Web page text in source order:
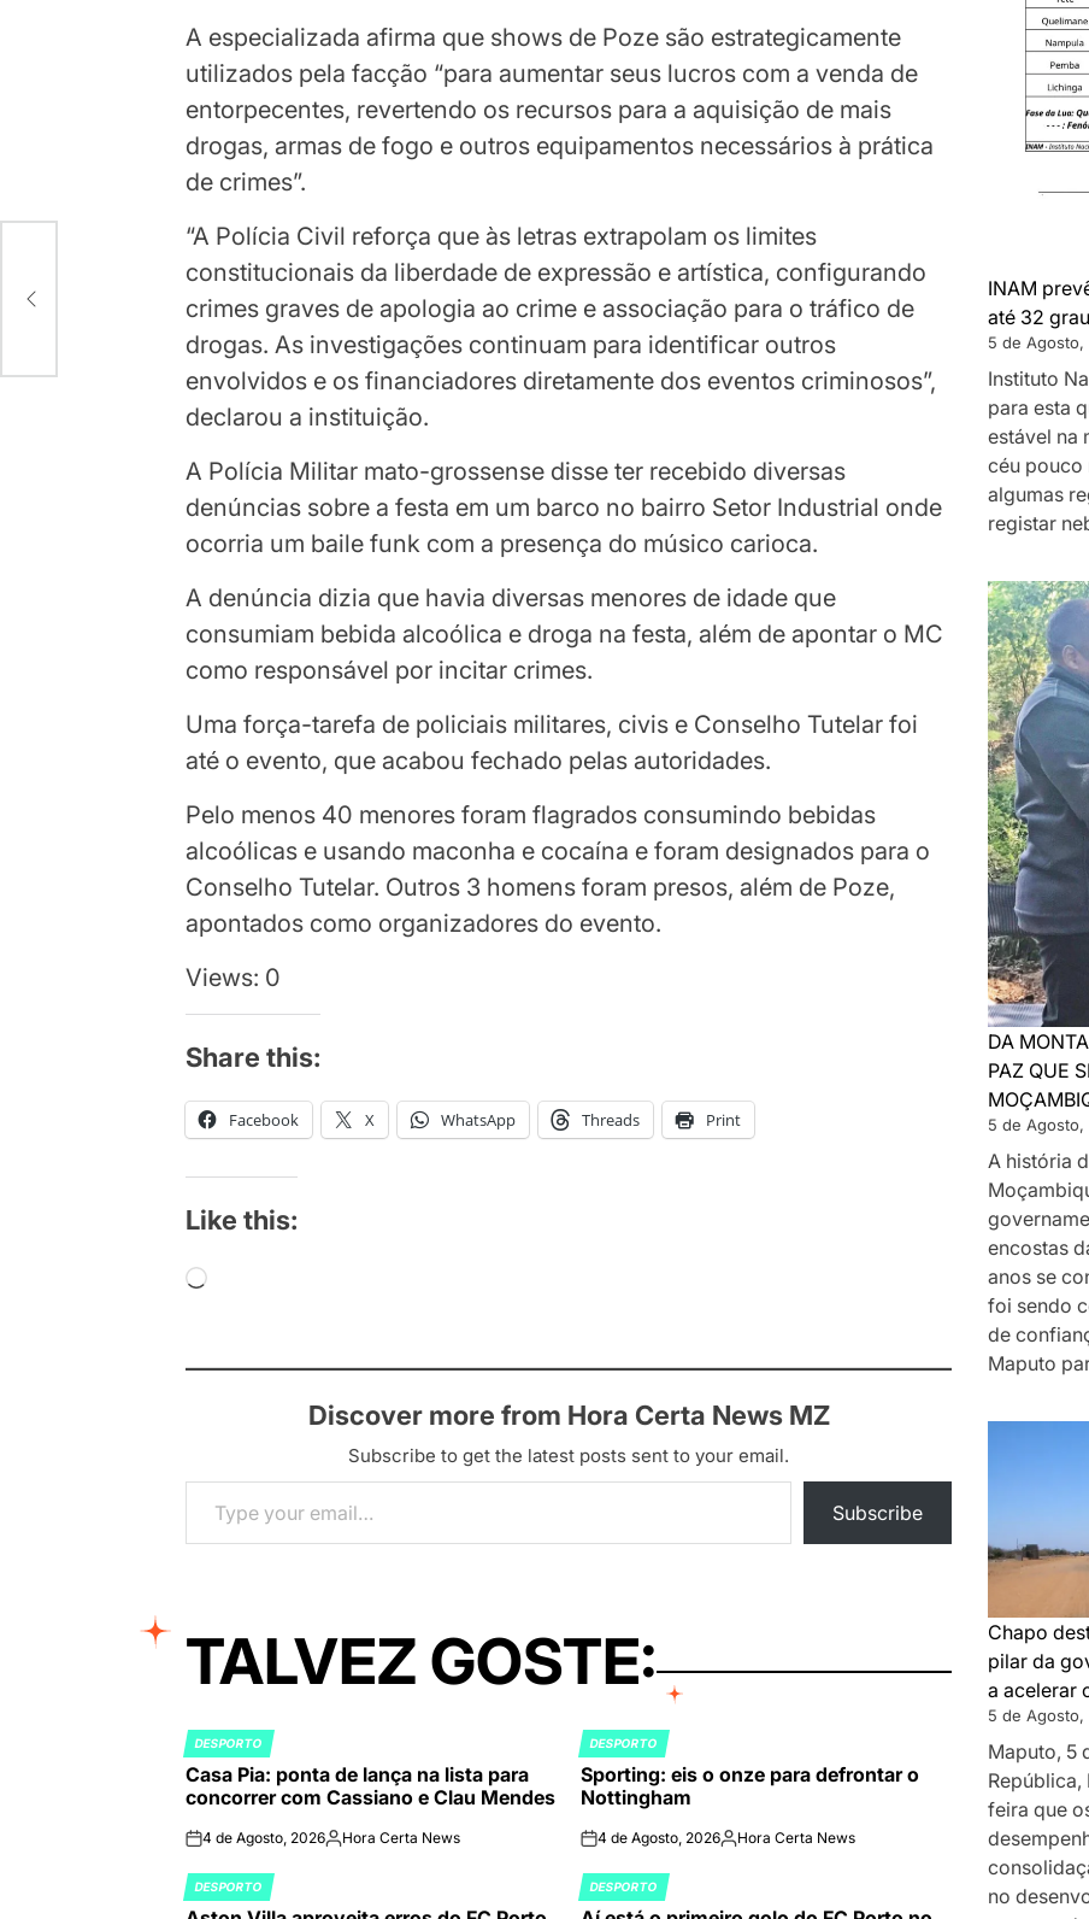
A especializada afirma que shows de Poze são estrategicamente
utilizados pela facção “para aumentar seus lucros com a venda de
entorpecentes, revertendo os recursos para a aquisição de mais
drogas, armas de fogo e outros equipamentos necessários à prática
de crimes”.
“A Polícia Civil reforça que às letras extrapolam os limites
constitucionais da liberdade de expressão e artística, configurando
crimes graves de apologia ao crime e associação para o tráfico de
drogas. As investigações continuam para identificar outros
envolvidos e os financiadores diretamente dos eventos criminosos”,
declarou a instituição.
A Polícia Militar mato-grossense disse ter recebido diversas
denúncias sobre a festa em um barco no bairro Setor Industrial onde
ocorria um baile funk com a presença do músico carioca.
A denúncia dizia que havia diversas menores de idade que
consumiam bebida alcoólica e droga na festa, além de apontar o MC
como responsável por incitar crimes.
Uma força-tarefa de policiais militares, civis e Conselho Tutelar foi
até o evento, que acabou fechado pelas autoridades.
Pelo menos 40 menores foram flagrados consumindo bebidas
alcoólicas e usando maconha e cocaína e foram designados para o
Conselho Tutelar. Outros 3 homens foram presos, além de Poze,
apontados como organizadores do evento.
Views: 0
Share this:
Facebook X WhatsApp Threads Print
Like this:
Loading…
Discover more from Hora Certa News MZ
Subscribe to get the latest posts sent to your email.
Type your email…
Subscribe
TALVEZ GOSTE:
POSTED
IN
DESPORTO
Casa Pia: ponta de lança na lista para
concorrer com Cassiano e Clau Mendes
on4 de Agosto, 2026Publicado
Hora Certa News
POSTED
IN
DESPORTO
Sporting: eis o onze para defrontar o
Nottingham
on4 de Agosto, 2026Publicado
Hora Certa News
POSTED
DESPORTO
POSTED
DESPORTO
INAM
até 32
5 de Agosto,
Instituto
para esta
estável na
céu pouco
algumas
registar
DA
PAZ QUE
5 de Agosto,
A história
encostas
anos se
foi sendo
de
Maputo
Chapo
pilar da
a acelerar
5 de Agosto,
Maputo, 5
feira que
no